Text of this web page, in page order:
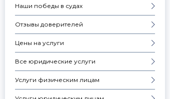
Наши победы в судах
Отзывы доверителей
Цены на услуги
Все юридические услуги
Услуги физическим лицам